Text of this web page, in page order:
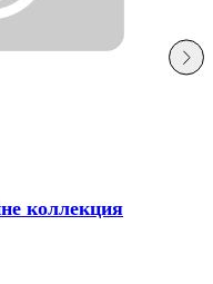
коллекция